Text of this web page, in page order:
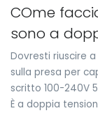
COme
sono a
Dovresti riuscire
sulla presa per
scritto 100-240V
È a doppia